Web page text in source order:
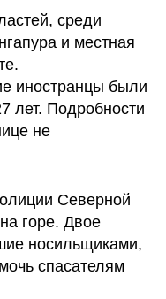
среди
и местная
иностранцы были
лет. Подробности
не
Северной
горе. Двое
носильщиками,
спасателям